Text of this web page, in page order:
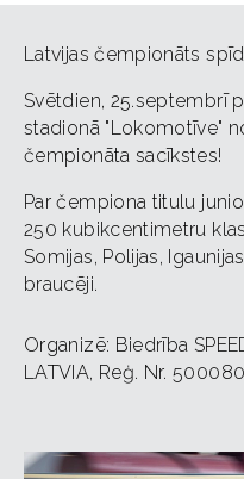
Latvijas čempionāts
Svētdien, 25.septembrī
stadionā "Lokomotīve"
čempionāta sacīkstes!
Par čempiona titulu
250 kubikcentimetru
Somijas, Polijas,
braucēji.
Organizē: Biedrība
LATVIA, Reģ. Nr.